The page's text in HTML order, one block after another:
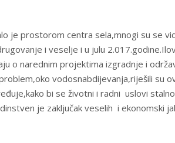
je prostorom centra sela,mnogi su se
i veselje i u julu
o narednim projektima izgradnje i
vodosnabdijevanja,riješili su
bi se životni i radni uslovi stalno
je zaključak veselih i ekonomski